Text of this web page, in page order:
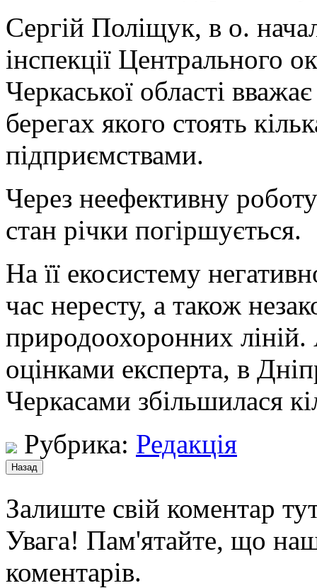
Сергій Поліщук, в о.
інспекції Центрального
Черкаської області
берегах якого стоять
підприємствами.
Через неефективну
стан річки погіршується.
На її екосистему
час нересту, а також
природоохоронних ліній.
оцінками експерта, в
Черкасами збільшилася
Рубрика: Редакція
Залиште свій коментар
Увага! Пам'ятайте, що
коментарів.